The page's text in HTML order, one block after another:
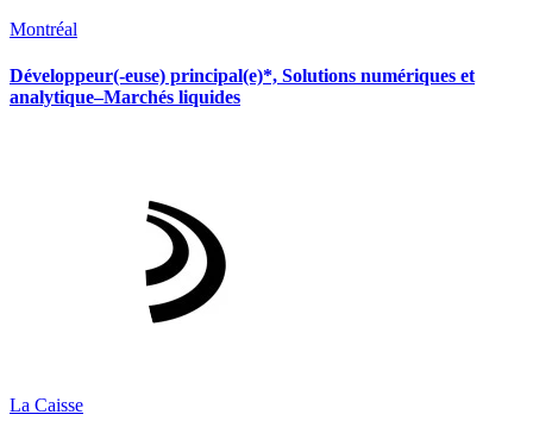
Montréal
Développeur(-euse) principal(e)*, Solutions numériques et
analytique–Marchés liquides
La Caisse